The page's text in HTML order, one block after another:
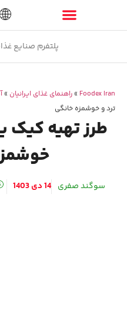
پلتفرم صنایع
Foodex Iran
» راهنمای غذای ایرانیان »
ترد و خوشمزه خانگی
طرز تهیه کیک
سوگند صفری 14 دی 1403